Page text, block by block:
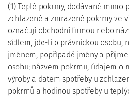
(1) Teplé pokrmy, dodávané mimo
zchlazené a zmrazené pokrmy ve
označují obchodní firmou nebo
sídlem, jde-li o právnickou osobu,
jménem, popřípadě jmény a
osobu; názvem pokrmu, údajem o
výroby a datem spotřeby u
pokrmů a hodinou spotřeby u